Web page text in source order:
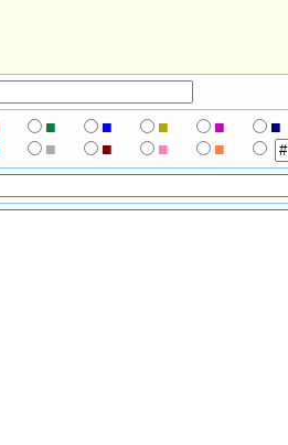
■ ■ ■ ■
■
■ ■ ■
■